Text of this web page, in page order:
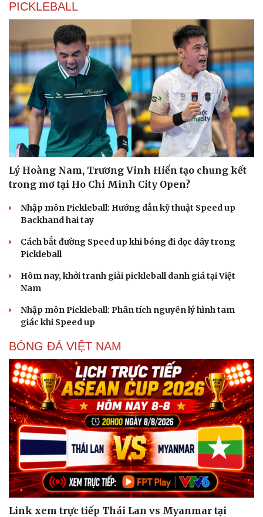
Hạt giống tâm hồn
PICKLEBALL
Lý Hoàng Nam, Trương Vinh Hiển tạo chung kết
trong mơ tại Ho Chi Minh City Open?
Nhập môn Pickleball: Hướng dẫn kỹ thuật Speed up
Backhand hai tay
Cách bắt đường Speed up khi bóng đi dọc dây trong
Pickleball
Hôm nay, khởi tranh giải pickleball danh giá tại Việt
Nam
Nhập môn Pickleball: Phân tích nguyên lý hình tam
giác khi Speed up
BÓNG ĐÁ VIỆT NAM
Link xem trực tiếp Thái Lan vs Myanmar tại